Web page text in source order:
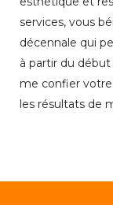
services, vous
décennale qui
à partir du début
me confier
les résultats de